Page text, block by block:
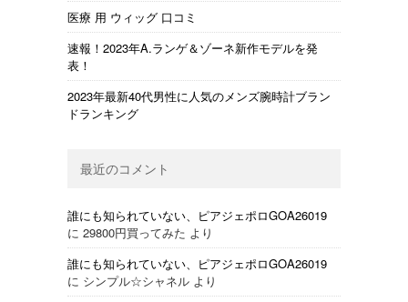
医療 用 ウィッグ 口コミ
速報！2023年A.ランゲ＆ゾーネ新作モデルを発
表！
2023年最新40代男性に人気のメンズ腕時計ブラン
ドランキング
最近のコメント
誰にも知られていない、ピアジェポロGOA26019
に 29800円買ってみた より
誰にも知られていない、ピアジェポロGOA26019
に シンプル☆シャネル より